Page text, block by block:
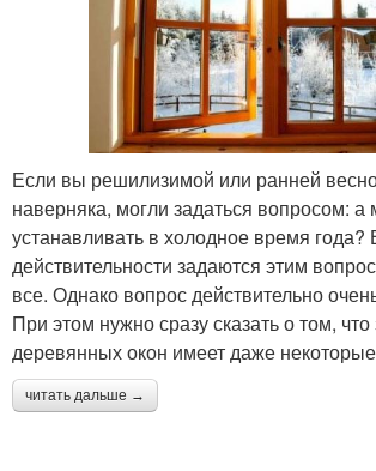
Если вы решилизимой или ранней
наверняка, могли задаться вопросом:
устанавливать в холодное время года?
действительности задаются этим
все. Однако вопрос действительно
При этом нужно сразу сказать о том,
деревянных окон имеет даже
читать дальше →